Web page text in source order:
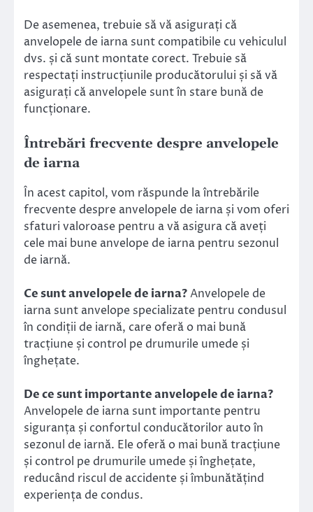
De asemenea, trebuie să vă asigurați că
anvelopele de iarna sunt compatibile cu vehiculul
dvs. și că sunt montate corect. Trebuie să
respectați instrucțiunile producătorului și să vă
asigurați că anvelopele sunt în stare bună de
funcționare.
Întrebări frecvente despre anvelopele
de iarna
În acest capitol, vom răspunde la întrebările
frecvente despre anvelopele de iarna și vom oferi
sfaturi valoroase pentru a vă asigura că aveți
cele mai bune anvelope de iarna pentru sezonul
de iarnă.
Ce sunt anvelopele de iarna?Anvelopele de
iarna sunt anvelope specializate pentru condusul
în condiții de iarnă, care oferă o mai bună
tracțiune și control pe drumurile umede și
înghețate.
De ce sunt importante anvelopele de iarna?
Anvelopele de iarna sunt importante pentru
siguranța și confortul conducătorilor auto în
sezonul de iarnă. Ele oferă o mai bună tracțiune
și control pe drumurile umede și înghețate,
reducând riscul de accidente și îmbunătățind
experiența de condus.